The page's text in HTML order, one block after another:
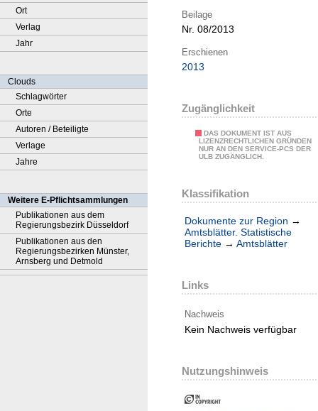
Ort
Verlag
Jahr
Clouds
Schlagwörter
Orte
Autoren / Beteiligte
Verlage
Jahre
Weitere E-Pflichtsammlungen
Publikationen aus dem
Regierungsbezirk Düsseldorf
Publikationen aus den
Regierungsbezirken Münster,
Arnsberg und Detmold
Beilage
Nr. 08/2013
Erschienen
2013
Zugänglichkeit
DAS DOKUMENT IST AUS
LIZENZRECHTLICHEN GRÜNDEN
NUR AN DEN SERVICE-PCS DER
ULB ZUGÄNGLICH.
Klassifikation
Dokumente zur Region →
Amtsblätter. Statistische
Berichte → Amtsblätter
Links
Nachweis
Kein Nachweis verfügbar
Nutzungshinweis